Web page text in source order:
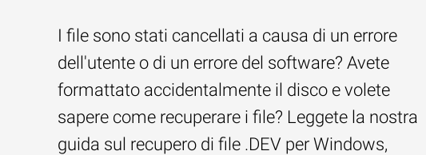
I file sono stati cancellati a causa di un errore
dell'utente o di un errore del software? Avete
formattato accidentalmente il disco e volete
sapere come recuperare i file? Leggete la nostra
guida sul recupero di file .DEV per Windows,